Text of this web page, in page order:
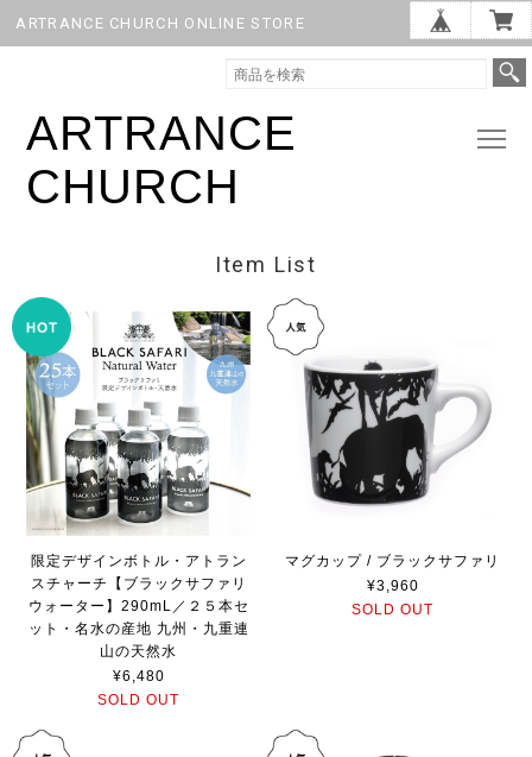
ARTRANCE CHURCH ONLINE STORE
ARTRANCE
CHURCH
Item List
限定デザインボトル・アトラン
スチャーチ【ブラックサファリ
ウォーター】290mL／２５本セ
ット・名水の産地 九州・九重連
山の天然水
¥6,480
SOLD OUT
マグカップ / ブラックサファリ
¥3,960
SOLD OUT